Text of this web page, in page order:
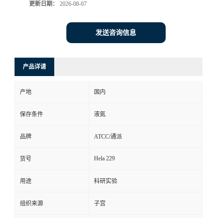
更新日期： 2026-08-07
发送咨询信息
产品详请
产地 国内
保存条件 液氮
品牌 ATCC/通派
货号 Hela 229
用途 科研实验
组织来源 子宫